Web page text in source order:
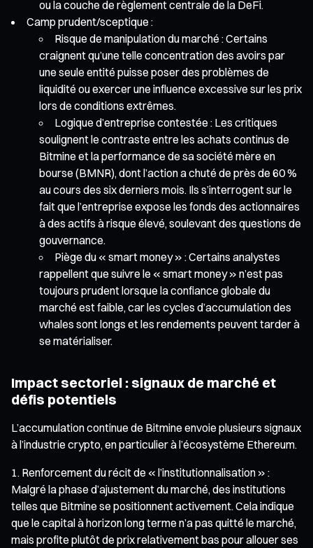
ou la couche de règlement centrale de la DeFi.
Camp prudent/sceptique :
Risque de manipulation du marché : Certains
craignent qu’une telle concentration des avoirs par
une seule entité puisse poser des problèmes de
liquidité ou exercer une influence excessive sur les prix
lors de conditions extrêmes.
Logique d’entreprise contestée : Les critiques
soulignent le contraste entre les achats continus de
Bitmine et la performance de sa société mère en
bourse (BMNR), dont l’action a chuté de près de 60 %
au cours des six derniers mois. Ils s’interrogent sur le
fait que l’entreprise expose les fonds des actionnaires
à des actifs à risque élevé, soulevant des questions de
gouvernance.
Piège du « smart money » : Certains analystes
rappellent que suivre le « smart money » n’est pas
toujours prudent lorsque la confiance globale du
marché est faible, car les cycles d’accumulation des
whales sont longs et les rendements peuvent tarder à
se matérialiser.
Impact sectoriel : signaux de marché et
défis potentiels
L’accumulation continue de Bitmine envoie plusieurs signaux
à l’industrie crypto, en particulier à l’écosystème Ethereum.
Renforcement du récit de « l’institutionnalisation » :
Malgré la phase d’ajustement du marché, des institutions
telles que Bitmine se positionnent activement. Cela indique
que le capital à horizon long terme n’a pas quitté le marché,
mais profite plutôt de prix relativement bas pour allouer ses